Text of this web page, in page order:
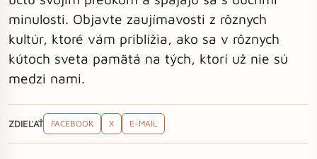
minulosti. Objavte zaujímavosti z rôznych
kultúr, ktoré vám priblížia, ako sa v rôznych
kútoch sveta pamätá na tých, ktorí už nie sú
medzi nami.
ZDIEĽAŤ FACEBOOK X E-MAIL